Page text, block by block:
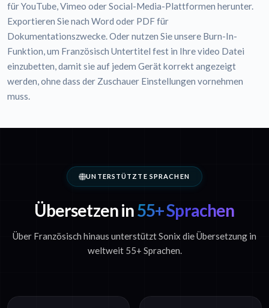
für YouTube, Vimeo oder Social-Media-Plattformen herunter.
Exportieren Sie nach Word oder PDF für
Dokumentationszwecke. Oder nutzen Sie unsere Burn-In-
Funktion, um Französisch Untertitel fest in Ihre video Datei
einzubetten, damit sie auf jedem Gerät korrekt angezeigt
werden, ohne dass der Zuschauer Einstellungen vornehmen
muss.
UNTERSTÜTZTE SPRACHEN
Übersetzen in55+ Sprachen
Über Französisch hinaus unterstützt Sonix die Übersetzung in
weltweit 55+ Sprachen.